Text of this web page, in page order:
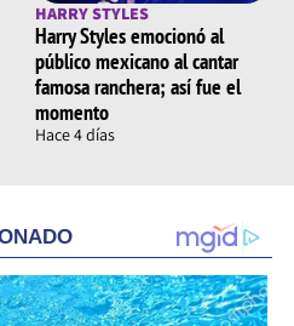
HARRY STYLES
Harry Styles emocionó al
público mexicano al cantar
famosa ranchera; así fue el
momento
Hace 4 días